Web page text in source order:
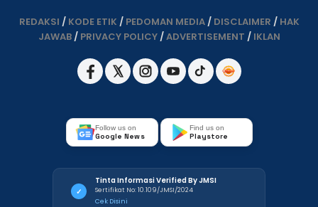
REDAKSI / KODE ETIK / PEDOMAN MEDIA/ DISCLAIMER / HAK
JAWAB/ PRIVACY POLICY/ADVERTISEMENT / IKLAN
Follow us on
Google News
Find us on
Playstore
✓
Tinta Informasi Verified By JMSI
Sertifikat No: 10.109/JMSI/2024
Cek Disini